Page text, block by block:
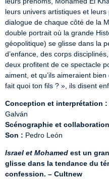
leurs univers artistiques et
dialogue de chaque côté de la
double portrait où la grande
géopolitique) se glisse dans la
d’enfance, des corps
deux profitent de ce spectacle
aiment, et qu’ils aimeraient
fait quoi ton fils ? », ils disent
Conception et interprétation :
Scénographie et
Son : Pedro León
Israel et Mohamed est un
glisse dans la tendance du
confession. – Cultnew